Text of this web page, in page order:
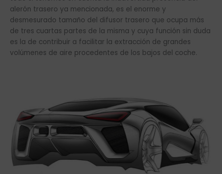
alerón trasero ya mencionada, es el enorme y
desmesurado tamaño del difusor trasero que ocupa más
de tres cuartas partes de la misma y cuya función sin duda
es la de contribuir a facilitar la extracción de grandes
volúmenes de aire procedentes de los bajos del coche.